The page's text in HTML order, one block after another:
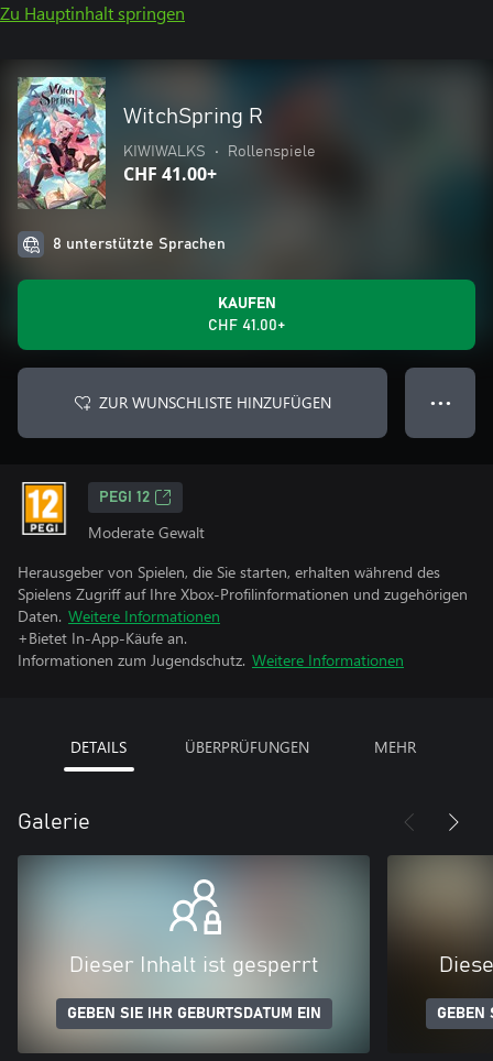
Zu Hauptinhalt springen
WitchSpring R
KIWIWALKS • Rollenspiele
CHF 41.00+
8 unterstützte Sprachen
KAUFEN
CHF 41.00+
ZUR WUNSCHLISTE HINZUFÜGEN ● ● ●
PEGI 12
Moderate Gewalt
Herausgeber von Spielen, die Sie starten, erhalten während des
Spielens Zugriff auf Ihre Xbox-Profilinformationen und zugehörigen
Daten. Weitere Informationen
+Bietet In-App-Käufe an.
Informationen zum Jugendschutz. Weitere Informationen
DETAILS ÜBERPRÜFUNGEN MEHR
Galerie
Dieser Inhalt ist gesperrt
GEBEN SIE IHR GEBURTSDATUM EIN GEBEN